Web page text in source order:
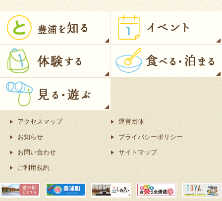
アクセスマップ
お知らせ
お問い合わせ
ご利用規約
運営団体
プライバシーポリシー
サイトマップ